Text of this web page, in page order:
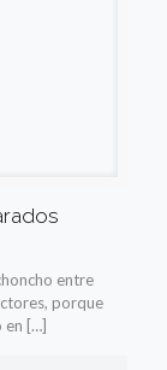
entre
porque
en […]